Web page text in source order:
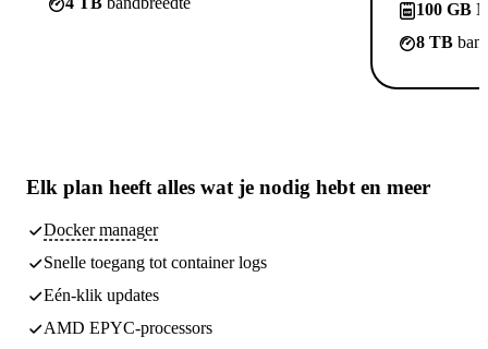
100 GB
8 TB
Elk plan heeft alles wat je nodig hebt en meer
Docker manager
Snelle toegang tot container logs
Eén-klik updates
AMD EPYC-processors